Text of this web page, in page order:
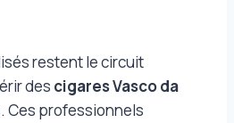
restent le circuit
des cigares Vasco da
Ces professionnels